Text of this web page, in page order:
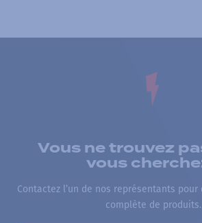
Vous ne trouvez
vous
Contactez l’un de nos représentants
complète de produits.